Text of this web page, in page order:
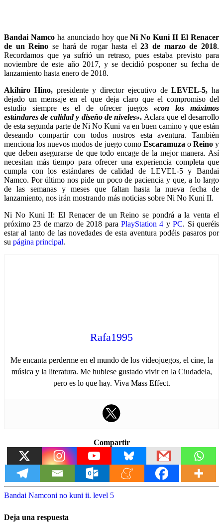
Bandai Namcoha anunciado hoy queNi No Kuni II El Renacer
de un Reino se hará de rogar hasta el23 de marzo de 2018.
Recordamos que ya sufrió un retraso, pues estaba previsto para
noviembre de este año 2017, y se decidió posponer su fecha de
lanzamiento hasta enero de 2018.
Akihiro Hino, presidente y director ejecutivo deLEVEL-5, ha
dejado un mensaje en el que deja claro que el compromiso del
estudio siempre es el de ofrecer juegos«con los máximos
estándares de calidad y diseño de niveles». Aclara que el desarrollo
de esta segunda parte de Ni No Kuni va en buen camino y que están
deseando compartir con todos nostros esta aventura. También
menciona los nuevos modos de juego como Escaramuza o Reinoy
que deben asegurarse de que todo encage de la mejor manera. Así
necesitan más tiempo para ofrecer una experiencia completa que
cumpla con los estándares de calidad de LEVEL-5 y Bandai
Namco. Por último nos pide un poco de paciencia y que, a lo largo
de las semanas y meses que faltan hasta la nueva fecha de
lanzamiento, nos irán mostrando más noticias sobre Ni No Kuni II.
Ni No Kuni II: El Renacer de un Reino se pondrá a la venta el
próximo 23 de marzo de 2018 para PlayStation 4 yPC. Si queréis
estar al tanto de las novedades de esta aventura podéis pasaros por
su página principal.
Rafa1995
Me encanta perderme en el mundo de los videojuegos, el cine, la
música y la literatura. Me hubiese gustado vivir en la Ciudadela,
pero es lo que hay. Viva Mass Effect.
Compartir
Bandai Namconi no kuni ii. level 5
Deja una respuesta